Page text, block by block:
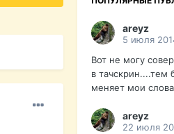
areyz
5 июля
Вот не могу
в тачскрин....тем
меняет мои
areyz
22 июля